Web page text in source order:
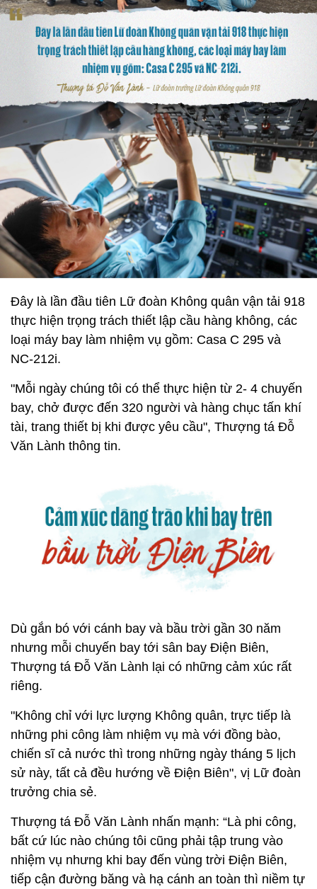
Đây là lần đầu tiên Lữ đoàn Không quân vận tải 918
thực hiện trọng trách thiết lập cầu hàng không, các
loại máy bay làm nhiệm vụ gồm: Casa C 295 và
NC-212i.
"Mỗi ngày chúng tôi có thể thực hiện từ 2- 4 chuyến
bay, chở được đến 320 người và hàng chục tấn khí
tài, trang thiết bị khi được yêu cầu", Thượng tá Đỗ
Văn Lành thông tin.
Dù gắn bó với cánh bay và bầu trời gần 30 năm
nhưng mỗi chuyến bay tới sân bay Điện Biên,
Thượng tá Đỗ Văn Lành lại có những cảm xúc rất
riêng.
"Không chỉ với lực lượng Không quân, trực tiếp là
những phi công làm nhiệm vụ mà với đồng bào,
chiến sĩ cả nước thì trong những ngày tháng 5 lịch
sử này, tất cả đều hướng về Điện Biên", vị Lữ đoàn
trưởng chia sẻ.
Thượng tá Đỗ Văn Lành nhấn mạnh: “Là phi công,
bất cứ lúc nào chúng tôi cũng phải tập trung vào
nhiệm vụ nhưng khi bay đến vùng trời Điện Biên,
tiếp cận đường băng và hạ cánh an toàn thì niềm tự